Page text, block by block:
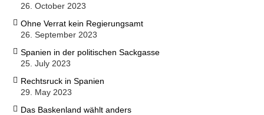
26. October 2023
Ohne Verrat kein Regierungsamt
26. September 2023
Spanien in der politischen Sackgasse
25. July 2023
Rechtsruck in Spanien
29. May 2023
Das Baskenland wählt anders